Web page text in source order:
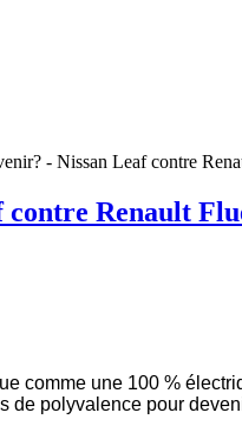
- Nissan Leaf contre
Renault
comme une 100 %
de polyvalence pour